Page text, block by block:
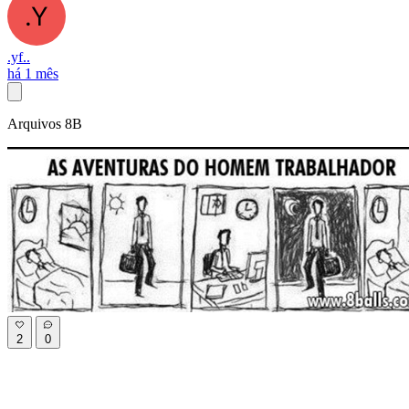
.yf..
há 1 mês
Arquivos 8B
2 0